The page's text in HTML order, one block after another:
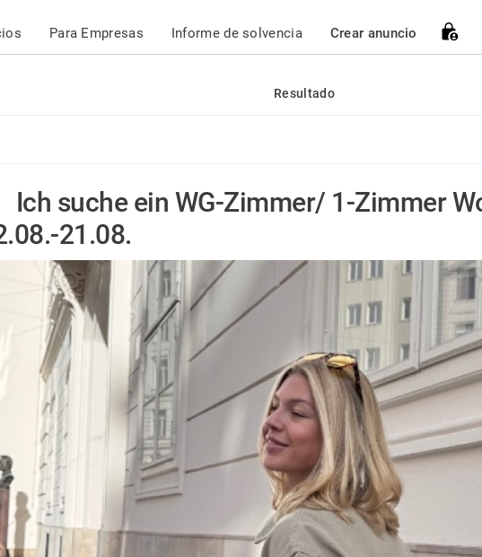
Para Empresas Informe de solvencia Crear anuncio
Resultado
Ich suche ein WG-Zimmer/ 1-Zimmer
21.08.